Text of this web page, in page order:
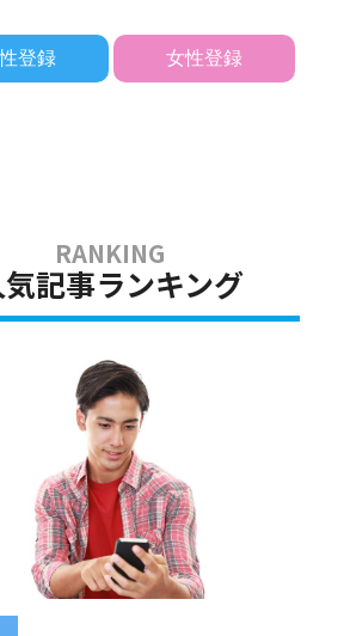
登録 女性登録
気記事ランキング